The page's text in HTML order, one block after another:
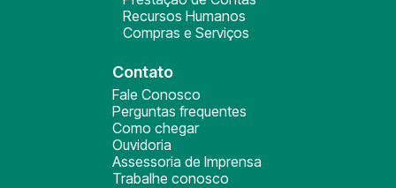
Recursos Humanos
Compras e Serviços
Contato
Fale Conosco
Perguntas frequentes
Como chegar
Ouvidoria
Assessoria de Imprensa
Trabalhe conosco